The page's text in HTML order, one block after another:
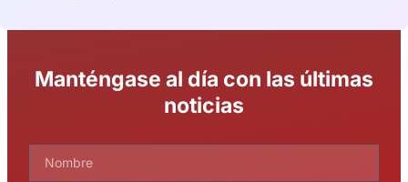
Manténgase al día con las últimas
noticias